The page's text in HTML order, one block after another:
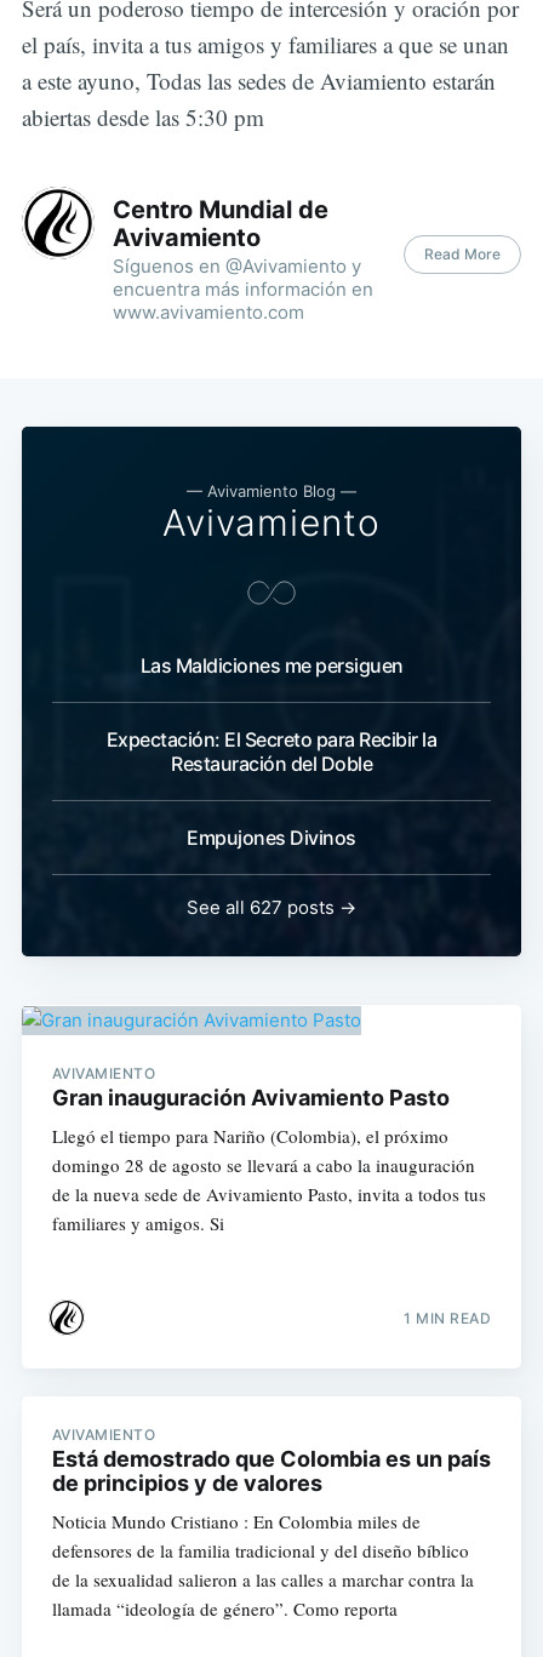
Será un poderoso tiempo de intercesión y oración por
el país, invita a tus amigos y familiares a que se unan
a este ayuno, Todas las sedes de Aviamiento estarán
abiertas desde las 5:30 pm
Centro Mundial de
Avivamiento
Síguenos en @Avivamiento y
encuentra más información en
www.avivamiento.com
Read More
— Avivamiento Blog —
Avivamiento
Las Maldiciones me persiguen
Expectación: El Secreto para Recibir la
Restauración del Doble
Empujones Divinos
See all 627 posts →
AVIVAMIENTO
Gran inauguración Avivamiento Pasto
Llegó el tiempo para Nariño (Colombia), el próximo
domingo 28 de agosto se llevará a cabo la inauguración
de la nueva sede de Avivamiento Pasto, invita a todos tus
familiares y amigos. Si
1 MIN READ
AVIVAMIENTO
Está demostrado que Colombia es un país
de principios y de valores
Noticia Mundo Cristiano : En ‪‎Colombia‬ miles de
defensores de la familia tradicional y del diseño bíblico
de la sexualidad salieron a las calles a marchar contra la
llamada “ideología de género”. Como reporta